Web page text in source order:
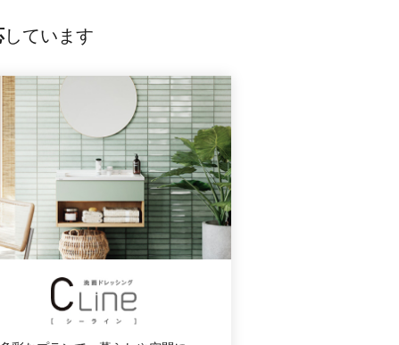
しています